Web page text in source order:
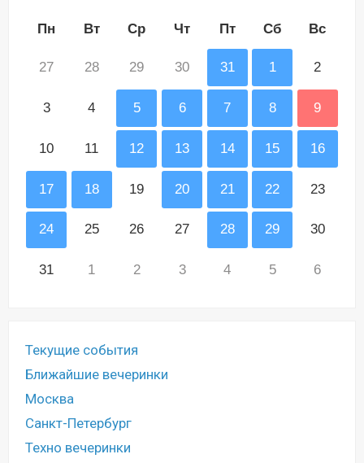
Пн Вт Ср Чт Пт Сб Вс
27 28 29 30 31 1 2
3 4 5 6 7 8 9
10 11 12 13 14 15 16
17 18 19 20 21 22 23
24 25 26 27 28 29 30
31 1 2 3 4 5 6
Текущие события
Ближайшие вечеринки
Москва
Санкт-Петербург
Техно вечеринки